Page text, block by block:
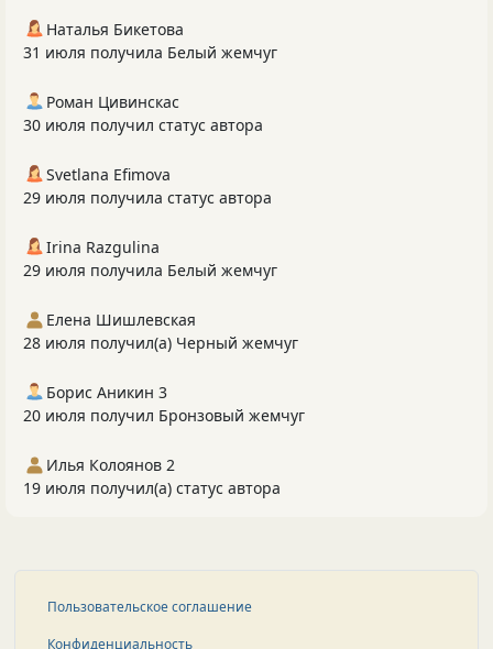
Наталья Бикетова
31 июля получила Белый жемчуг
Роман Цивинскас
30 июля получил статус автора
Svetlana Efimova
29 июля получила статус автора
Irina Razgulina
29 июля получила Белый жемчуг
Елена Шишлевская
28 июля получил(а) Черный жемчуг
Борис Аникин 3
20 июля получил Бронзовый жемчуг
Илья Колоянов 2
19 июля получил(а) статус автора
Пользовательское соглашение
Конфиденциальность